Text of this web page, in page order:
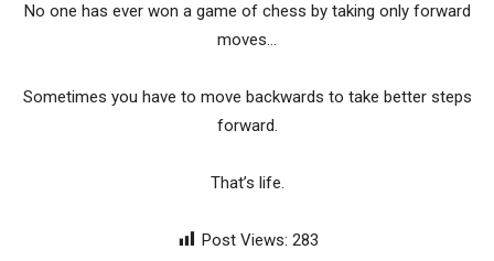
No one has ever won a game of chess by taking only forward
moves…
Sometimes you have to move backwards to take better steps
forward.
That’s life.
Post Views: 283